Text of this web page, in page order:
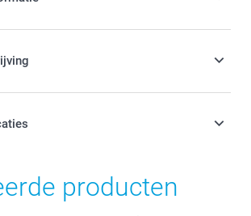
EURO (€) inclusief BTW en exclusief
producten